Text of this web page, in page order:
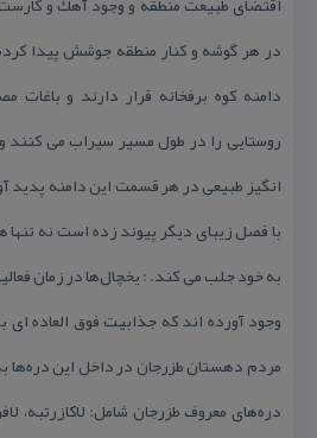
در هر گوشه و كنار منطقه جوشش پیدا
دامنه كوه برفخانه قرار دارند و باغات
روستایی را در طول مسیر سیراب می كنند
انگیز طبیعی در هر قسمت این دامنه پدید
با فصل زیبای دیگر پیوند زده است نه
وجود آورده اند كه جذابیت فوق العاده
مردم دهستان طزرجان در داخل این دره‌ها
دره‌های معروف طزرجان شامل: لاكازرتبه،